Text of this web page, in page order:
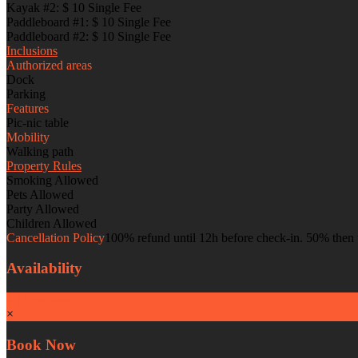
Kayak #2: $ 10 Single Fee
Paddleboard #1: $ 10 Single Fee
Paddleboard #2: $ 10 Single Fee
Inclusions
Authorized areas
Dock
Parking
Features
Pic-nic table
Mobility
Walking path
Property Rules
Smoking Allowed
Pets Allowed
Party Allowed
Children Allowed
Cancellation Policy100% refund until 12h before check-in. 50%
Availability
×
Book Now